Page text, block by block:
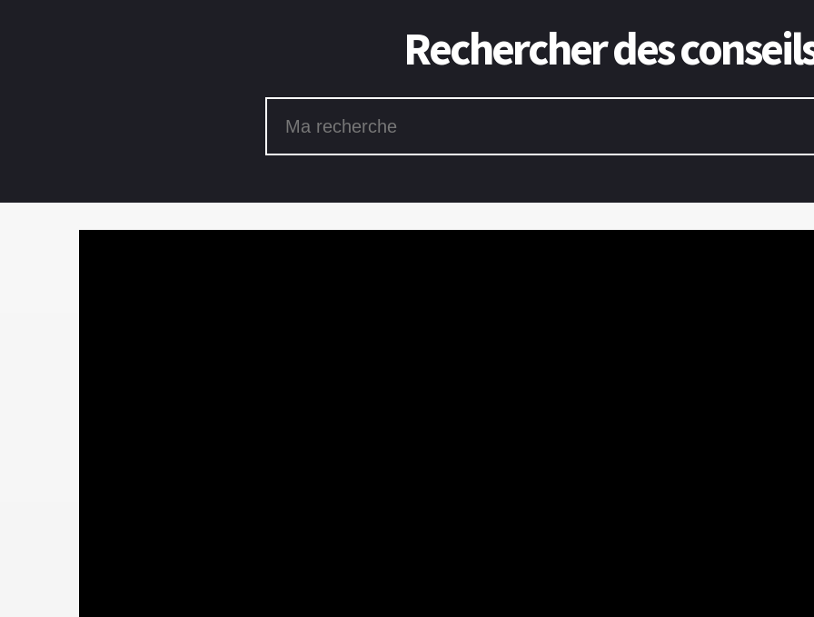
Rechercher des